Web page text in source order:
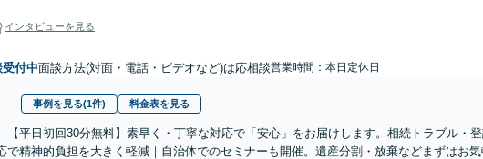
インタビューを見る
付中面談方法(対面・電話・ビデオなど)は応相談営業時間：本日定休日
事例を見る(1件) 料金表を見る
【平日初回30分無料】素早く・丁寧な対応で「安心」をお届けします。相続トラブル・
で精神的負担を大きく軽減｜自治体でのセミナーも開催。遺産分割・放棄などまずはお